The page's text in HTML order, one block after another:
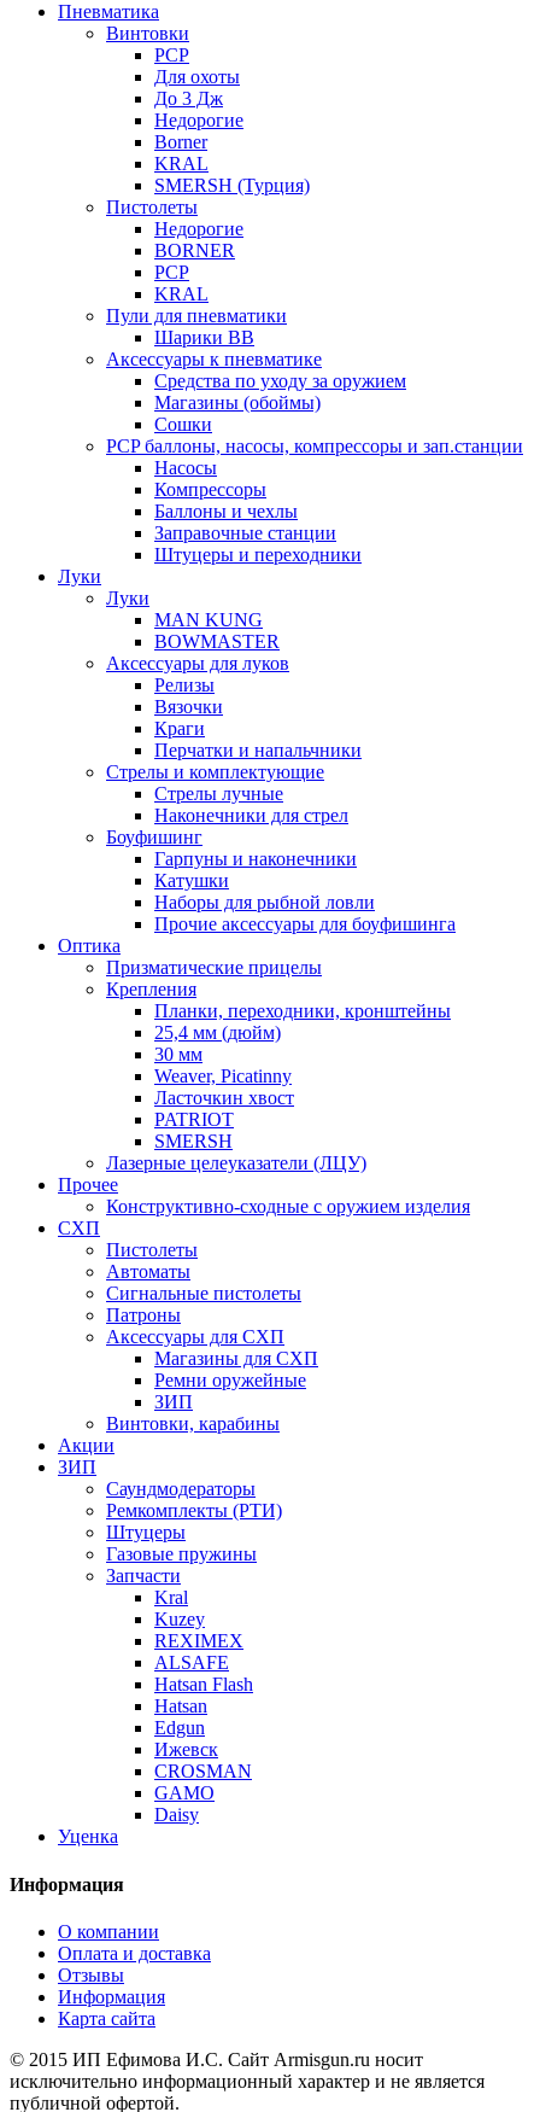
Пневматика
Винтовки
PCP
Для охоты
До 3 Дж
Недорогие
Borner
KRAL
SMERSH (Турция)
Пистолеты
Недорогие
BORNER
PCP
KRAL
Пули для пневматики
Шарики BB
Аксессуары к пневматике
Средства по уходу за оружием
Магазины (обоймы)
Сошки
PCP баллоны, насосы, компрессоры и зап.станции
Насосы
Компрессоры
Баллоны и чехлы
Заправочные станции
Штуцеры и переходники
Луки
Луки
MAN KUNG
BOWMASTER
Аксессуары для луков
Релизы
Вязочки
Краги
Перчатки и напальчники
Стрелы и комплектующие
Стрелы лучные
Наконечники для стрел
Боуфишинг
Гарпуны и наконечники
Катушки
Наборы для рыбной ловли
Прочие аксессуары для боуфишинга
Оптика
Призматические прицелы
Крепления
Планки, переходники, кронштейны
25,4 мм (дюйм)
30 мм
Weaver, Picatinny
Ласточкин хвост
PATRIOT
SMERSH
Лазерные целеуказатели (ЛЦУ)
Прочее
Конструктивно-сходные с оружием изделия
СХП
Пистолеты
Автоматы
Сигнальные пистолеты
Патроны
Аксессуары для СХП
Магазины для СХП
Ремни оружейные
ЗИП
Винтовки, карабины
Акции
ЗИП
Саундмодераторы
Ремкомплекты (РТИ)
Штуцеры
Газовые пружины
Запчасти
Kral
Kuzey
REXIMEX
ALSAFE
Hatsan Flash
Hatsan
Edgun
Ижевск
CROSMAN
GAMO
Daisy
Уценка
Информация
О компании
Оплата и доставка
Отзывы
Информация
Карта сайта
© 2015 ИП Ефимова И.С. Сайт Armisgun.ru носит
исключительно информационный характер и не является
публичной офертой.